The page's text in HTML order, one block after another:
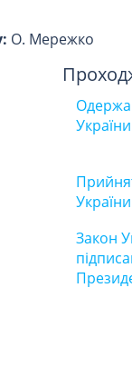
О. Мережко
України
України
Закон